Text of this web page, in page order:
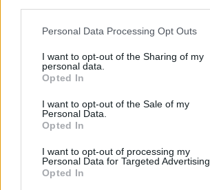
Personal Data Processing Opt Outs
I want to opt-out of the Sharing of my
personal data.
Opted In
I want to opt-out of the Sale of my
Personal Data.
Opted In
I want to opt-out of processing my
Personal Data for Targeted Advertising.
Opted In
Stadio:Anfield (45.276)
Città:Liverpool
Presidente:
Manager:Arne Slot
ALBO D'ORO
FA Cup:8
League Cup: 10